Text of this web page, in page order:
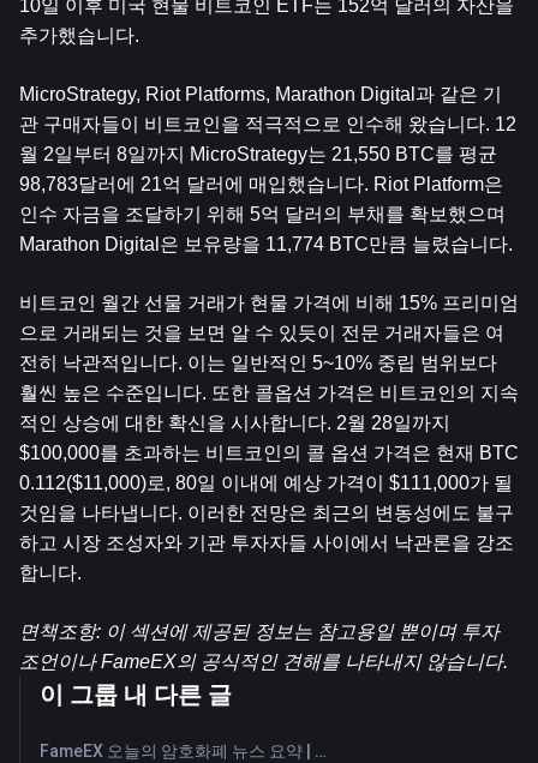
10일 이후 미국 현물 비트코인 ​​ETF는 152억 달러의 자산을
추가했습니다.
MicroStrategy, Riot Platforms, Marathon Digital과 같은 기
관 구매자들이 비트코인을 적극적으로 인수해 왔습니다. 12
월 2일부터 8일까지 MicroStrategy는 21,550 BTC를 평균
98,783달러에 21억 달러에 매입했습니다. Riot Platform은
인수 자금을 조달하기 위해 5억 달러의 부채를 확보했으며
Marathon Digital은 보유량을 11,774 BTC만큼 늘렸습니다.
비트코인 월간 선물 거래가 현물 가격에 비해 15% 프리미엄
으로 거래되는 것을 보면 알 수 있듯이 전문 거래자들은 여
전히 ​​낙관적입니다. 이는 일반적인 5~10% 중립 범위보다
훨씬 높은 수준입니다. 또한 콜옵션 가격은 비트코인의 지속
적인 상승에 대한 확신을 시사합니다. 2월 28일까지
$100,000를 초과하는 비트코인의 콜 옵션 가격은 현재 BTC
0.112($11,000)로, 80일 이내에 예상 가격이 $111,000가 될
것임을 나타냅니다. 이러한 전망은 최근의 변동성에도 불구
하고 시장 조성자와 기관 투자자들 사이에서 낙관론을 강조
합니다.
면책조항: 이 섹션에 제공된 정보는 참고용일 뿐이며 투자
조언이나 FameEX의 공식적인 견해를 나타내지 않습니다.
이 그룹 내 다른 글
FameEX 오늘의 암호화폐 뉴스 요약 | 2026년 8월 7일